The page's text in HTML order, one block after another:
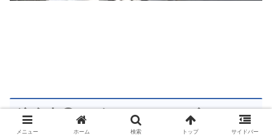
注意点③：ヴィッツ ハイブリッド
はぶつけると
高くつく！
メニュー ホーム 検索 トップ サイドバー